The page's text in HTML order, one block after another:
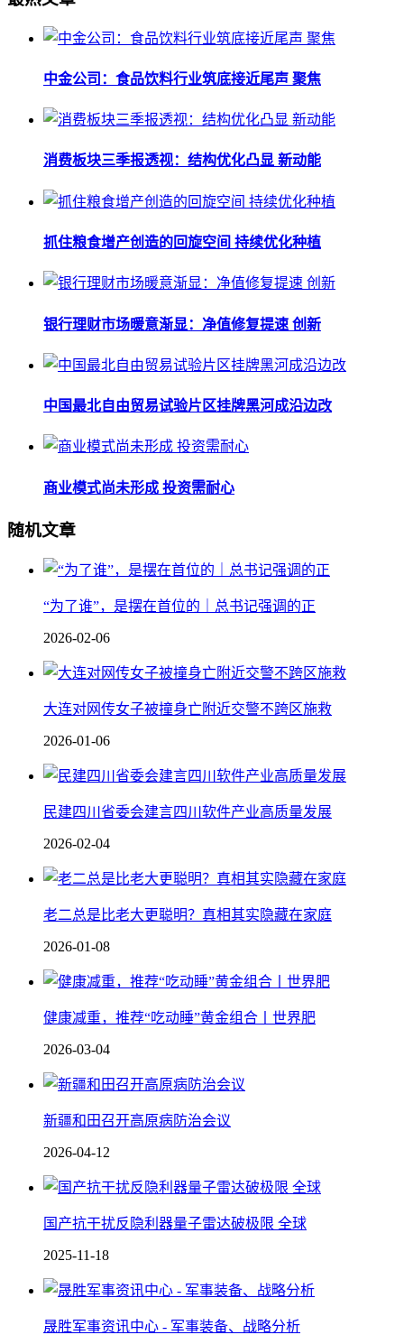
中金公司：食品饮料行业筑底接近尾声 聚焦
消费板块三季报透视：结构优化凸显 新动能
抓住粮食增产创造的回旋空间 持续优化种植
银行理财市场暖意渐显：净值修复提速 创新
中国最北自由贸易试验片区挂牌黑河成沿边改
商业模式尚未形成 投资需耐心
随机文章
“为了谁”，是摆在首位的｜总书记强调的正
2026-02-06
大连对网传女子被撞身亡附近交警不跨区施救
2026-01-06
民建四川省委会建言四川软件产业高质量发展
2026-02-04
老二总是比老大更聪明？真相其实隐藏在家庭
2026-01-08
健康减重，推荐“吃动睡”黄金组合丨世界肥
2026-03-04
新疆和田召开高原病防治会议
2026-04-12
国产抗干扰反隐利器 量子雷达破极限 全球
2025-11-18
晟胜军事资讯中心 - 军事装备、战略分析